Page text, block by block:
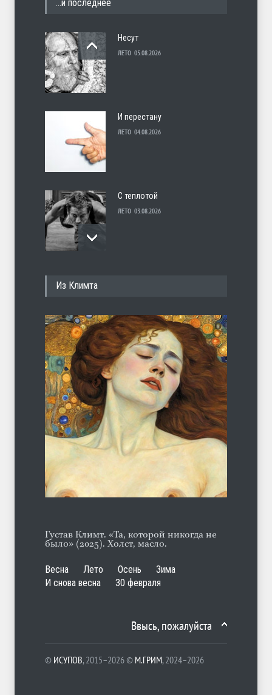
…и последнее
Несут
ЛЕТО 05.08.2026
И перестану
ЛЕТО 04.08.2026
С теплотой
ЛЕТО 03.08.2026
Ob la di
ЛЕТО 30.07.2026
Отсюда
ЛЕТО 06.08.2026
Из Климта
Густав Климт. «Та, которой никогда не
было» (2025). Холст, масло.
Весна Лето Осень
Зима
И снова весна
30 февраля
Ввысь, пожалуйста
© ИСУПОВ, 2015–2026 © М.ГРИМ, 2024–2026